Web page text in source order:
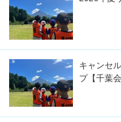
キャンセ
プ【千葉会